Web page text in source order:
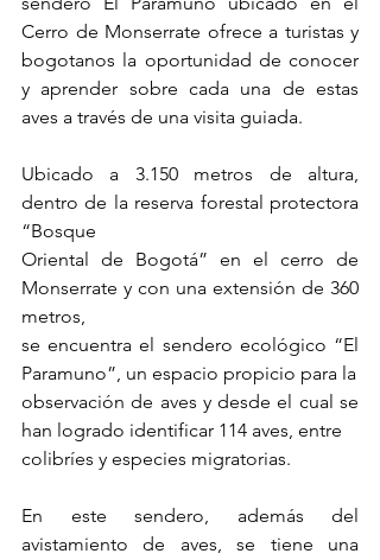
Cerro de Monserrate ofrece a turistas y
bogotanos la oportunidad de conocer
y aprender sobre cada una de estas
aves a través de una visita guiada.
Ubicado a 3.150 metros de altura,
dentro de la reserva forestal protectora
“Bosque
Oriental de Bogotá” en el cerro de
Monserrate y con una extensión de 360
metros,
se encuentra el sendero ecológico “El
Paramuno”, un espacio propicio para la
observación de aves y desde el cual se
han logrado identificar 114 aves, entre
colibríes y especies migratorias.
En este sendero, además del
avistamiento de aves, se tiene una